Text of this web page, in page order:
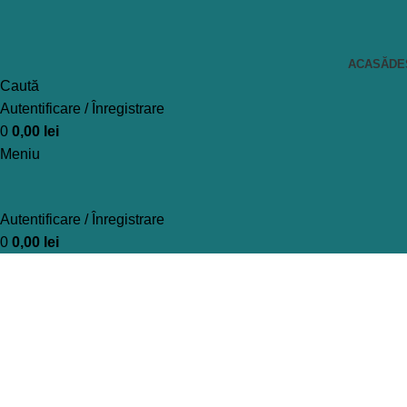
ACASĂ
Caută
Autentificare / Înregistrare
0 0,00 lei
Meniu
Autentificare / Înregistrare
0 0,00 lei